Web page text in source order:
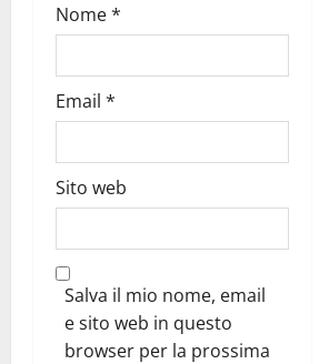
Nome*
Email *
Sito web
Salva il mio nome, email
e sito web in questo
browser per la prossima